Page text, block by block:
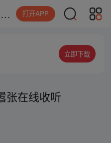
妖帝撩人逆天邪妃太嚣张在线收听 打开APP
立即下载
张在线收听